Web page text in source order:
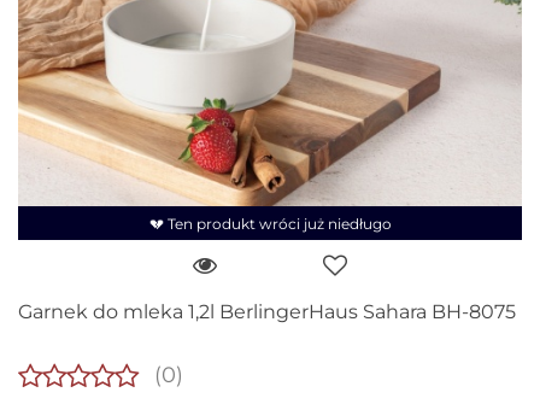
💔 Ten produkt wróci już niedługo
Garnek do mleka 1,2l BerlingerHaus Sahara BH-8075
(0)